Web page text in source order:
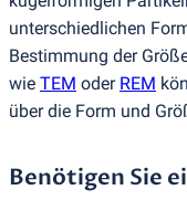
unterschiedlichen
Bestimmung der
wie TEM oder REM
über die Form und
Benötigen Sie